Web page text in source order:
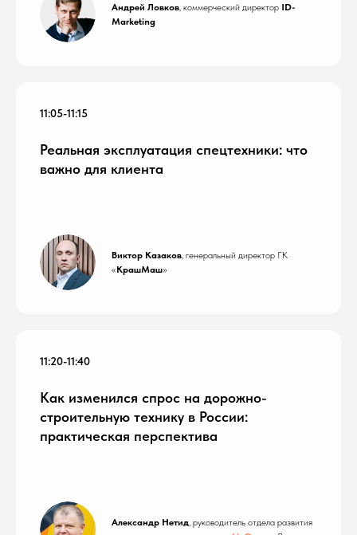
Андрей Ловков , коммерческий директор ID-
Marketing
11:05-11:15
Реальная эксплуатация спецтехники: что
важно для клиента
Виктор Казаков , генеральный директор ГК
«КрашМаш»
11:20-11:40
Как изменился спрос на дорожно-
строительную технику в России:
практическая перспектива
Александр Нетид , руководитель отдела развития